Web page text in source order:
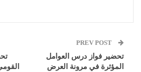
تحضير فواز درس العوامل
المؤثرة في مرونة العرض